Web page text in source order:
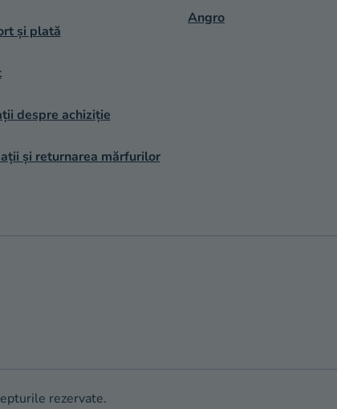
și plată
despre achiziție
și returnarea mărfurilor
Angro
rezervate.